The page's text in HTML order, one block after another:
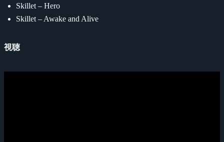
Skillet – Hero
Skillet – Awake and Alive
視聴